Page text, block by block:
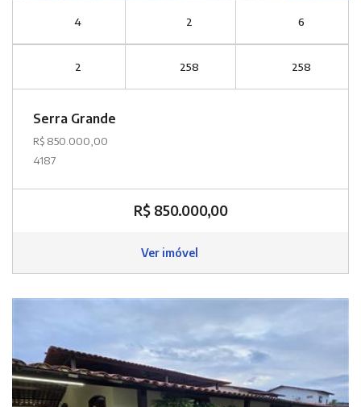
4 2 6
2 258 258
Serra Grande
R$ 850.000,00
4187
R$ 850.000,00
Ver imóvel